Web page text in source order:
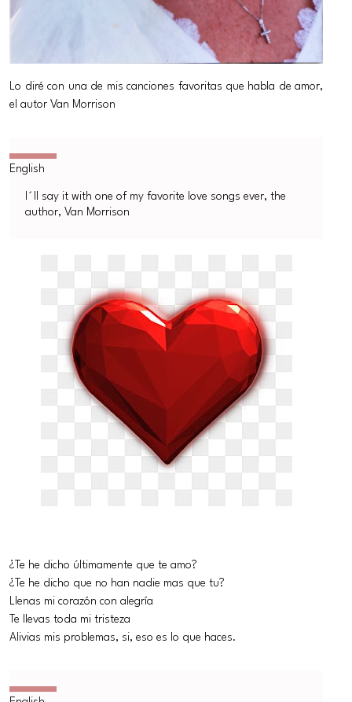
Lo diré con una de mis canciones favoritas que habla de amor,
el autor Van Morrison
I´ll say it with one of my favorite love songs ever, the
author, Van Morrison
¿Te he dicho últimamente que te amo?
¿Te he dicho que no han nadie mas que tu?
Llenas mi corazón con alegría
Te llevas toda mi tristeza
Alivias mis problemas, si, eso es lo que haces.